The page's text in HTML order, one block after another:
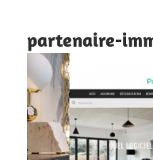
partenaire-